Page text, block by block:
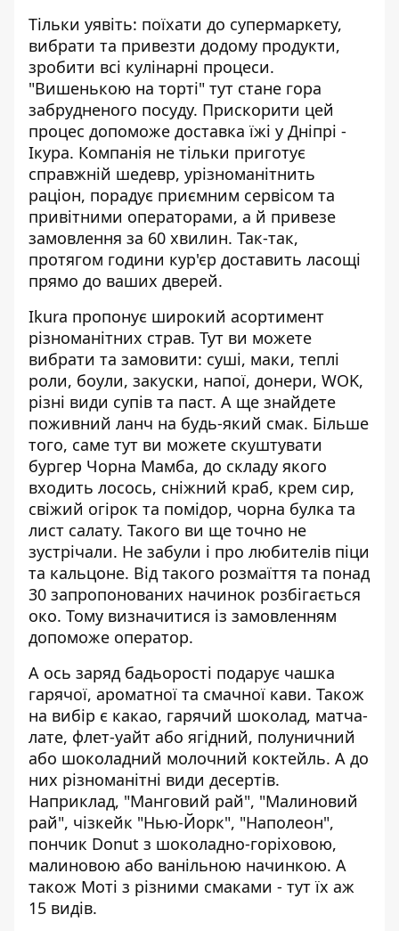
Тільки уявіть: поїхати до супермаркету,
вибрати та привезти додому продукти,
зробити всі кулінарні процеси.
"Вишенькою на торті" тут стане гора
забрудненого посуду. Прискорити цей
процес допоможе доставка їжі у Дніпрі -
Ікура. Компанія не тільки приготує
справжній шедевр, урізноманітнить
раціон, порадує приємним сервісом та
привітними операторами, а й привезе
замовлення за 60 хвилин. Так-так,
протягом години кур'єр доставить ласощі
прямо до ваших дверей.
Ikura пропонує широкий асортимент
різноманітних страв. Тут ви можете
вибрати та замовити: суші, маки, теплі
роли, боули, закуски, напої, донери, WOK,
різні види супів та паст. А ще знайдете
поживний ланч на будь-який смак. Більше
того, саме тут ви можете скуштувати
бургер Чорна Мамба, до складу якого
входить лосось, сніжний краб, крем сир,
свіжий огірок та помідор, чорна булка та
лист салату. Такого ви ще точно не
зустрічали. Не забули і про любителів піци
та кальцоне. Від такого розмаїття та понад
30 запропонованих начинок розбігається
око. Тому визначитися із замовленням
допоможе оператор.
А ось заряд бадьорості подарує чашка
гарячої, ароматної та смачної кави. Також
на вибір є какао, гарячий шоколад, матча-
лате, флет-уайт або ягідний, полуничний
або шоколадний молочний коктейль. А до
них різноманітні види десертів.
Наприклад, "Манговий рай", "Малиновий
рай", чізкейк "Нью-Йорк", "Наполеон",
пончик Donut з шоколадно-горіховою,
малиновою або ванільною начинкою. А
також Моті з різними смаками - тут їх аж
15 видів.